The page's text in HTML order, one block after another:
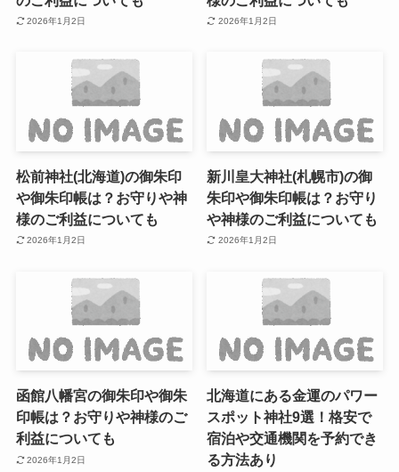
2026年1月2日 2026年1月2日
松前神社(北海道)の御朱印
や御朱印帳は？お守りや神
様のご利益についても
2026年1月2日
新川皇大神社(札幌市)の御
朱印や御朱印帳は？お守り
や神様のご利益についても
2026年1月2日
函館八幡宮の御朱印や御朱
印帳は？お守りや神様のご
利益についても
2026年1月2日
北海道にある金運のパワー
スポット神社9選！格安で
宿泊や交通機関を予約でき
る方法あり